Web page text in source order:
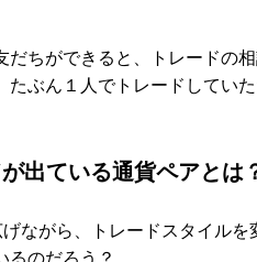
ちができると、トレードの
たぶん１人でトレードしてい
出ている通貨ペアとは
ながら、トレードスタイルを
るのだろう？